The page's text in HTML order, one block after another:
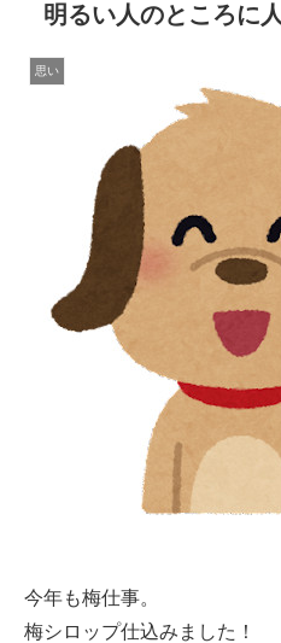
明るい人のところに
思い
今年も梅仕事。
梅シロップ仕込みました！